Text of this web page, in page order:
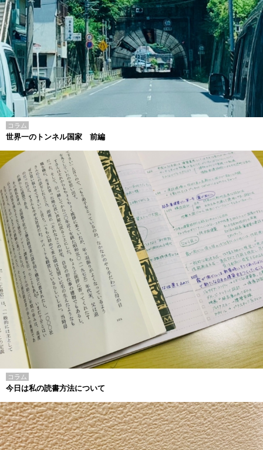
コラム
世界一のトンネル国家 前編
コラム
今日は私の読書方法について